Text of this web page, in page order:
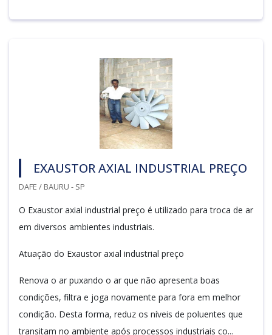
EXAUSTOR AXIAL INDUSTRIAL PREÇO
DAFE / BAURU - SP
O Exaustor axial industrial preço é utilizado para troca de ar
em diversos ambientes industriais.
Atuação do Exaustor axial industrial preço
Renova o ar puxando o ar que não apresenta boas
condições, filtra e joga novamente para fora em melhor
condição. Desta forma, reduz os níveis de poluentes que
transitam no ambiente após processos industriais co...